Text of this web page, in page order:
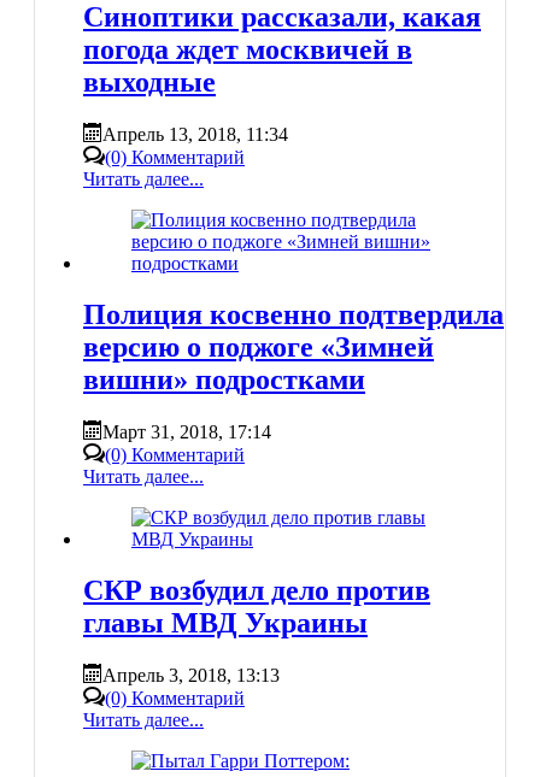
Синоптики рассказали, какая
погода ждет москвичей в
выходные
Апрель 13, 2018, 11:34
(0) Комментарий
Читать далее...
Полиция косвенно подтвердила
версию о поджоге «Зимней
вишни» подростками
Март 31, 2018, 17:14
(0) Комментарий
Читать далее...
СКР возбудил дело против
главы МВД Украины‍
Апрель 3, 2018, 13:13
(0) Комментарий
Читать далее...